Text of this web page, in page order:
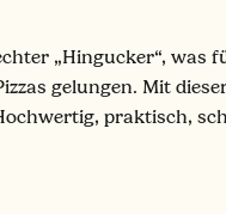
„Hingucker“, was
gelungen. Mit
praktisch,